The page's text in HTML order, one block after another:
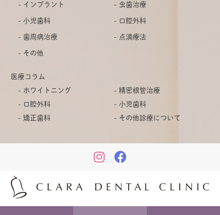
インプラント 虫歯治療
小児歯科 口腔外科
歯周病治療 点滴療法
その他
医療コラム
ホワイトニング
精密根管治療
口腔外科
小児歯科
矯正歯科
その他診療について